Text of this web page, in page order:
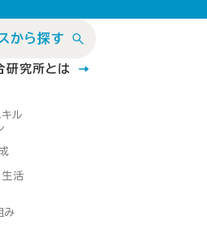
から探す
研究所とは
ル
生活
み